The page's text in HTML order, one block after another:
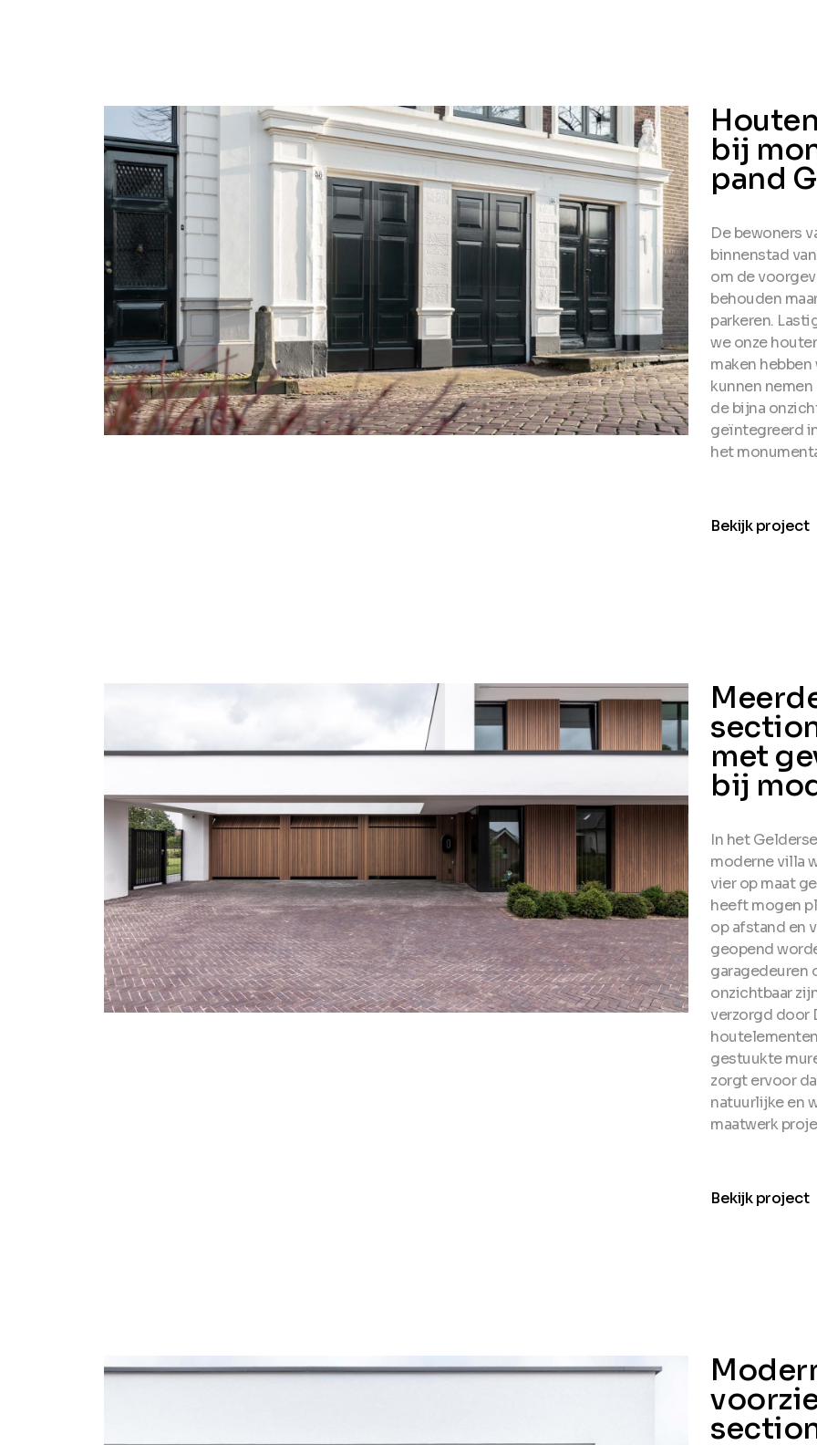
bij
pand
De bewoners
binnenstad
om de
behouden
parkeren.
we onze
maken
kunnen
de bijna
geïntegreerd
het
Bekijk project
met
bij
In het
moderne villa
vier op maat
heeft mogen
op afstand en
geopend
garagedeuren
onzichtbaar
verzorgd door
gestuukte
zorgt ervoor
natuurlijke en
maatwerk
Bekijk project